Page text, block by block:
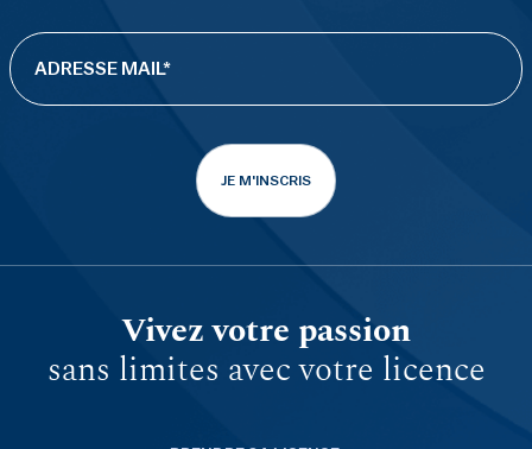
JE M'INSCRIS
Vivez votre passion
sans limites avec votre licence